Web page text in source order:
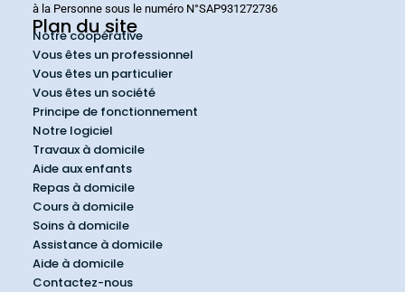
à la Personne sous le numéro N°SAP931272736
Plan du site
Notre coopérative
Vous êtes un professionnel
Vous êtes un particulier
Vous êtes un société
Principe de fonctionnement
Notre logiciel
Travaux à domicile
Aide aux enfants
Repas à domicile
Cours à domicile
Soins à domicile
Assistance à domicile
Aide à domicile
Contactez-nous